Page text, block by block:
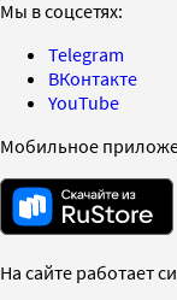
Мы в соцсетях:
Telegram
ВКонтакте
YouTube
Мобильное
На сайте работает